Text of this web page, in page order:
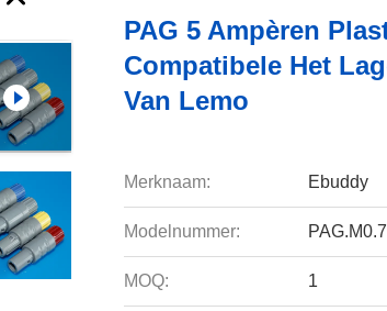
PAG 5 Ampèren
Compatibele Het
Van Lemo
Merknaam: Ebuddy
Modelnummer:
MOQ: 1